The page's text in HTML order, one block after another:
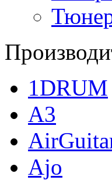
1DRUM
A3
Ajo